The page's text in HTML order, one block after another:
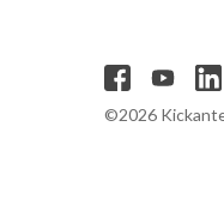
©2026